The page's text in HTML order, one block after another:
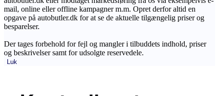
mail, online eller offline kampagner m.m. Opret derfor altid en
opgave på autobutler.dk for at se de aktuelle tilgængelig priser og
besparelser.
Der tages forbehold for fejl og mangler i tilbuddets indhold, priser
og beskrivelser samt for udsolgte reservedele.
Luk